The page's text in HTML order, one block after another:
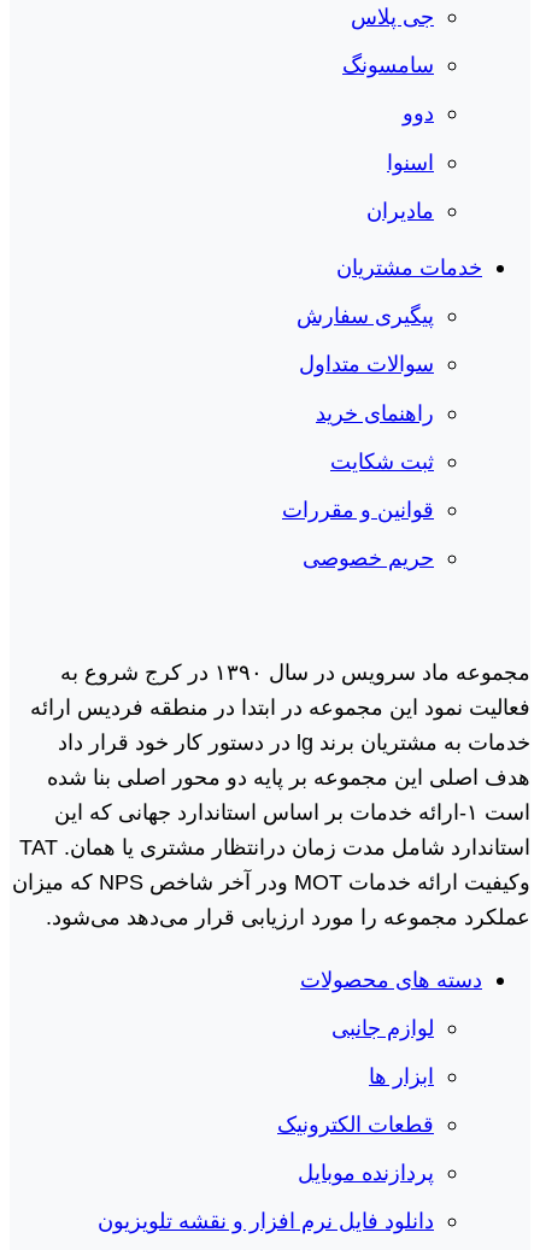
جی پلاس
سامسونگ
دوو
اسنوا
مادیران
خدمات مشتریان
پیگیری سفارش
سوالات متداول
راهنمای خرید
ثبت شکایت
قوانین و مقررات
حریم خصوصی
مجموعه ماد سرویس در سال ١٣٩٠ در کرج شروع به
فعالیت نمود این مجموعه در ابتدا در منطقه فردیس ارائه
خدمات به مشتریان برند lg در دستور کار خود قرار داد
هدف اصلی این مجموعه بر پایه دو محور اصلی بنا شده
است ١-ارائه خدمات بر اساس استاندارد جهانی که این
استاندارد شامل مدت زمان درانتظار مشتری یا همان. TAT
وکیفیت ارائه خدمات MOT ودر آخر شاخص NPS که میزان
عملکرد مجموعه را مورد ارزیابی قرار می‌دهد می‌شود.
دسته های محصولات
لوازم جانبی
ابزار ها
قطعات الکترونیک
پردازنده موبایل
دانلود فایل نرم افزار و نقشه تلویزیون